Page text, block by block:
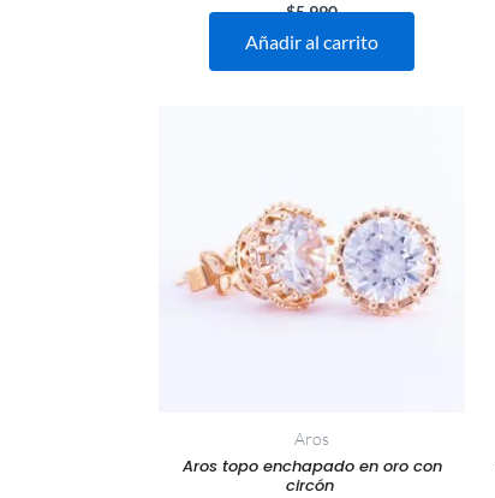
$5.990
Añadir al carrito
Aros
Aros topo enchapado en oro con
circón